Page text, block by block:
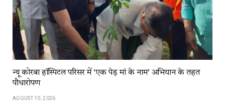
न्यू कोरबा हॉस्पिटल परिसर में ‘एक पेड़ मां के नाम’ अभियान के तहत
पौधारोपण
AUGUST 10, 2026